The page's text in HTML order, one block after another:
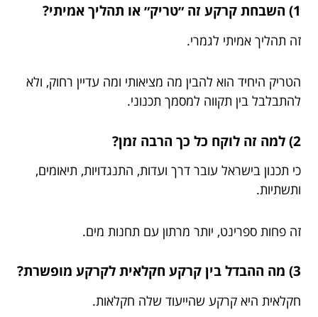
1) השבחת קרקע זה ״טריק״ או תהליך אמיתי?
זה תהליך אמיתי לגמרי.
הטריק היחיד הוא להבין מה מציאותי ומה עדיין רחוק, ולא
להתבלבל בין תקווה למסמך תכנוני.
2) למה זה לוקח כל כך הרבה זמן?
כי תכנון בישראל עובר דרך ועדות, התנגדויות, תיאומים,
ותשתיות.
זה פחות ספרינט, יותר מרתון עם תחנות מים.
3) מה ההבדל בין קרקע חקלאית לקרקע מופשרת?
חקלאית היא קרקע שהייעוד שלה חקלאות.